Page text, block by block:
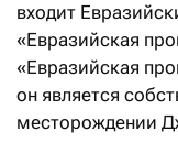
входит
«Евразийская
«Евразийская
он является
месторож­дении